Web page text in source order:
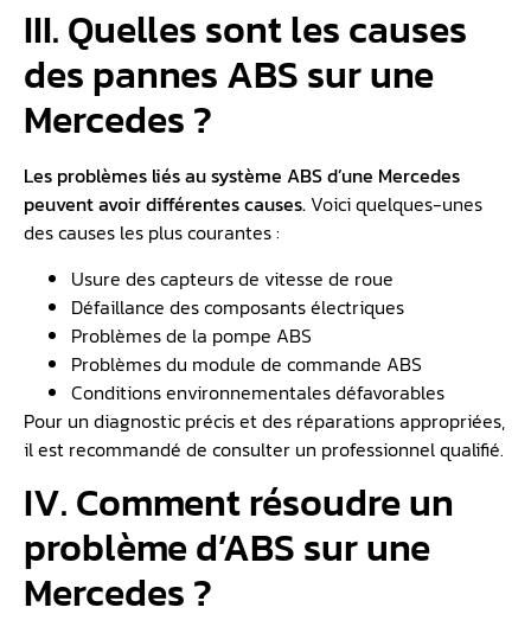
III. Quelles sont les causes
des pannes ABS sur une
Mercedes ?
Les problèmes liés au système ABS d’une Mercedes
peuvent avoir différentes causes. Voici quelques-unes
des causes les plus courantes :
Usure des capteurs de vitesse de roue
Défaillance des composants électriques
Problèmes de la pompe ABS
Problèmes du module de commande ABS
Conditions environnementales défavorables
Pour un diagnostic précis et des réparations appropriées,
il est recommandé de consulter un professionnel qualifié.
IV. Comment résoudre un
problème d’ABS sur une
Mercedes ?